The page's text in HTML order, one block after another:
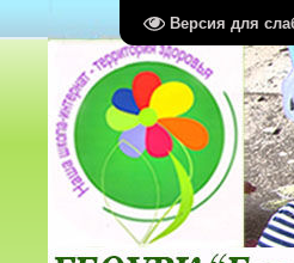
Версия для
какГость